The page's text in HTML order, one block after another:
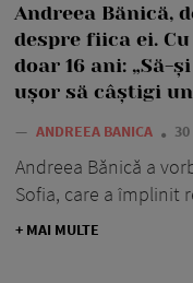
Andreea Bănică,
despre fiica ei.
doar 16 ani: „Să-
ușor să câștigi
— ANDREEA BANICA
Andreea Bănică a
Sofia, care a împlinit
+ MAI MULTE